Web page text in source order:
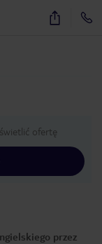
67
ofertę
przez